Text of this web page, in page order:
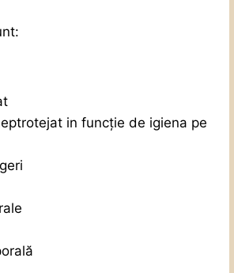
in funcție de igiena pe